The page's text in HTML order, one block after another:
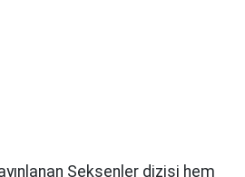
Seksenler dizisi hem